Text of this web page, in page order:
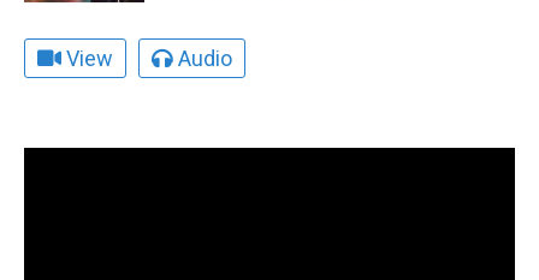
View Audio